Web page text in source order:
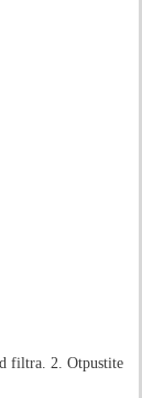
filtra. 2. Otpustite